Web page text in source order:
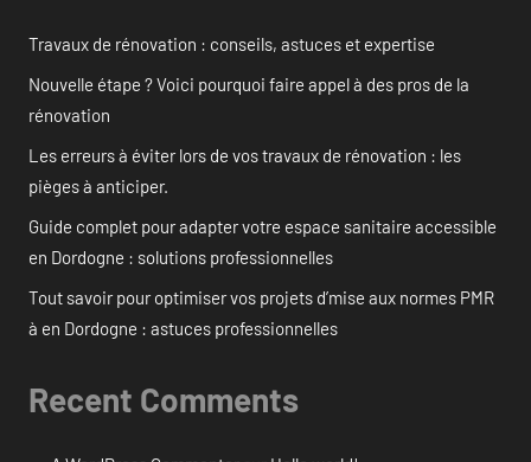
Travaux de rénovation : conseils, astuces et expertise
Nouvelle étape ? Voici pourquoi faire appel à des pros de la
rénovation
Les erreurs à éviter lors de vos travaux de rénovation : les
pièges à anticiper.
Guide complet pour adapter votre espace sanitaire accessible
en Dordogne : solutions professionnelles
Tout savoir pour optimiser vos projets d’mise aux normes PMR
à en Dordogne : astuces professionnelles
Recent Comments